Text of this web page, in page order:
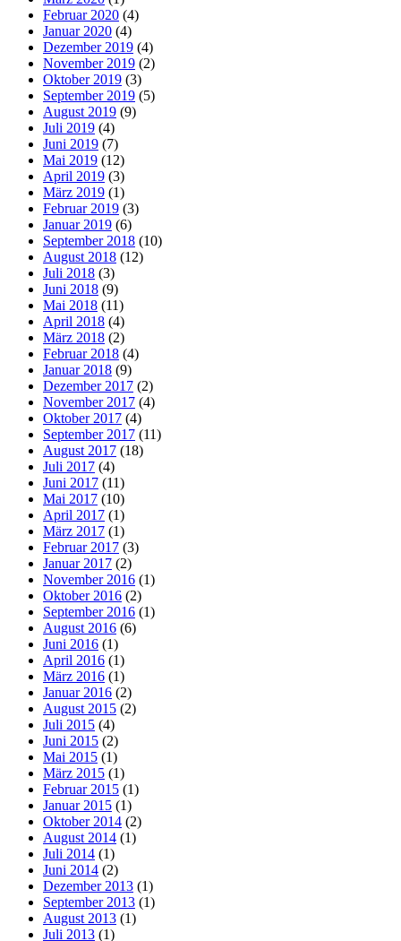
Februar 2020 (4)
Januar 2020 (4)
Dezember 2019 (4)
November 2019 (2)
Oktober 2019 (3)
September 2019 (5)
August 2019 (9)
Juli 2019 (4)
Juni 2019 (7)
Mai 2019 (12)
April 2019 (3)
März 2019 (1)
Februar 2019 (3)
Januar 2019 (6)
September 2018 (10)
August 2018 (12)
Juli 2018 (3)
Juni 2018 (9)
Mai 2018 (11)
April 2018 (4)
März 2018 (2)
Februar 2018 (4)
Januar 2018 (9)
Dezember 2017 (2)
November 2017 (4)
Oktober 2017 (4)
September 2017 (11)
August 2017 (18)
Juli 2017 (4)
Juni 2017 (11)
Mai 2017 (10)
April 2017 (1)
März 2017 (1)
Februar 2017 (3)
Januar 2017 (2)
November 2016 (1)
Oktober 2016 (2)
September 2016 (1)
August 2016 (6)
Juni 2016 (1)
April 2016 (1)
März 2016 (1)
Januar 2016 (2)
August 2015 (2)
Juli 2015 (4)
Juni 2015 (2)
Mai 2015 (1)
März 2015 (1)
Februar 2015 (1)
Januar 2015 (1)
Oktober 2014 (2)
August 2014 (1)
Juli 2014 (1)
Juni 2014 (2)
Dezember 2013 (1)
September 2013 (1)
August 2013 (1)
Juli 2013 (1)